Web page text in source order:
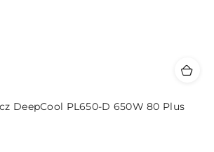
DeepCool PL650-D 650W 80 Plus